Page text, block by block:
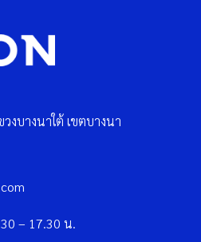
งบางนาใต้ เขตบางนา
– 17.30 น.